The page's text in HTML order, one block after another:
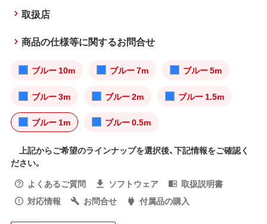
取扱店
商品の仕様等に関するお問合せ
ブルー 10m ブルー 7m ブルー 5m
ブルー 3m ブルー 2m ブルー 1.5m
ブルー 1m ブルー 0.5m
上記からご希望のラインナップを選択後、下記情報をご確認く
ださい。
よくあるご質問
ソフトウェア
取扱説明書
対応情報
お問合せ 付属品の購入